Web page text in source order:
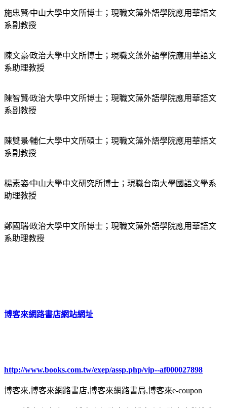
施忠賢∕中山大學中文所博士；現職文藻外語學院應用華語文
系副教授
陳文豪∕政治大學中文所博士；現職文藻外語學院應用華語文
系助理教授
陳智賢∕政治大學中文所博士；現職文藻外語學院應用華語文
系副教授
陳雙景∕輔仁大學中文所碩士；現職文藻外語學院應用華語文
系副教授
楊素姿∕中山大學中文研究所博士；現職台南大學國語文學系
助理教授
鄭國瑞∕政治大學中文所博士；現職文藻外語學院應用華語文
系助理教授
博客來網路書店網站網址
http://www.books.com.tw/exep/assp.php/vip--af000027898
博客來,博客來網路書店,博客來網路書局,博客來e-coupon